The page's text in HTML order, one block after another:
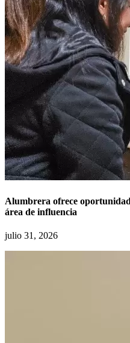
Alumbrera ofrece
área de influencia
julio 31, 2026